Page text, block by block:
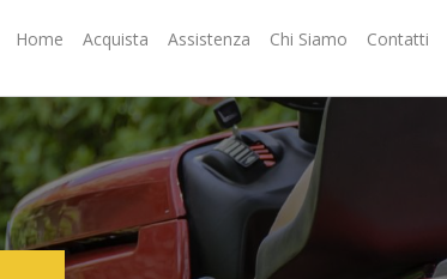
Home Acquista Assistenza Chi Siamo Contatti